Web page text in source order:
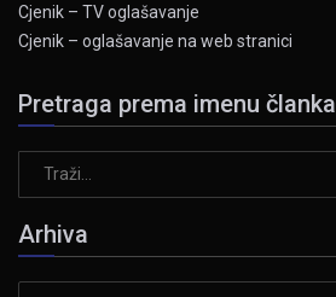
Cjenik – TV oglašavanje
Cjenik – oglašavanje na web stranici
Pretraga prema imenu članka
Arhiva